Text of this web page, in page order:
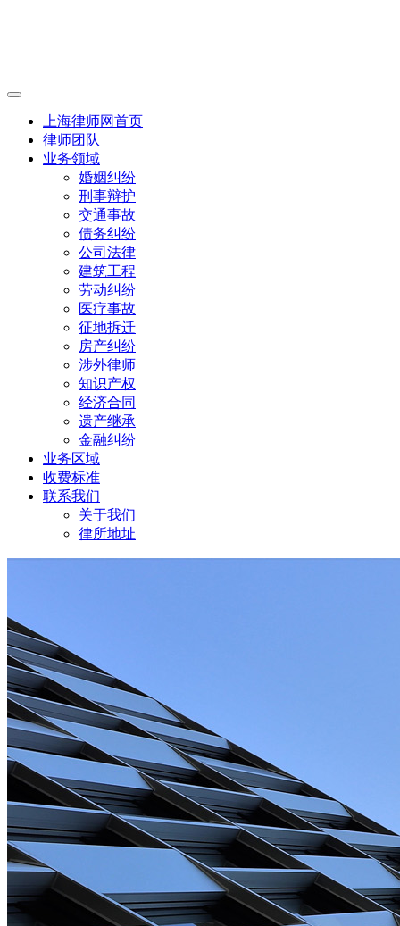
上海律师网首页
律师团队
业务领域
婚姻纠纷
刑事辩护
交通事故
债务纠纷
公司法律
建筑工程
劳动纠纷
医疗事故
征地拆迁
房产纠纷
涉外律师
知识产权
经济合同
遗产继承
金融纠纷
业务区域
收费标准
联系我们
关于我们
律所地址